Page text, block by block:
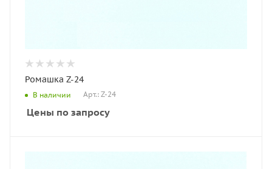
Ромашка Z-24
В наличии Арт.: Z-24
Цены по запросу